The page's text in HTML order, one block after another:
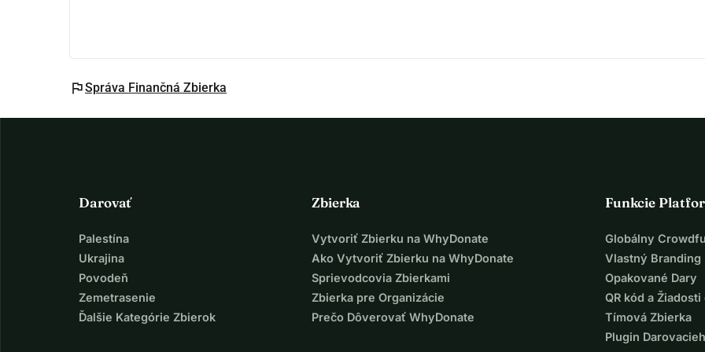
flagSpráva Finančná Zbierka
Darovať
Palestína
Ukrajina
Povodeň
Zemetrasenie
Ďalšie Kategórie Zbierok
Zbierka
Vytvoriť Zbierku na WhyDonate
Ako Vytvoriť Zbierku na WhyDonate
Sprievodcovia Zbierkami
Zbierka pre Organizácie
Prečo Dôverovať WhyDonate
Funkcie
Globálny
Vlastný Branding
Opakované Dary
QR kód a Žiadosti
Tímová Zbierka
Plugin